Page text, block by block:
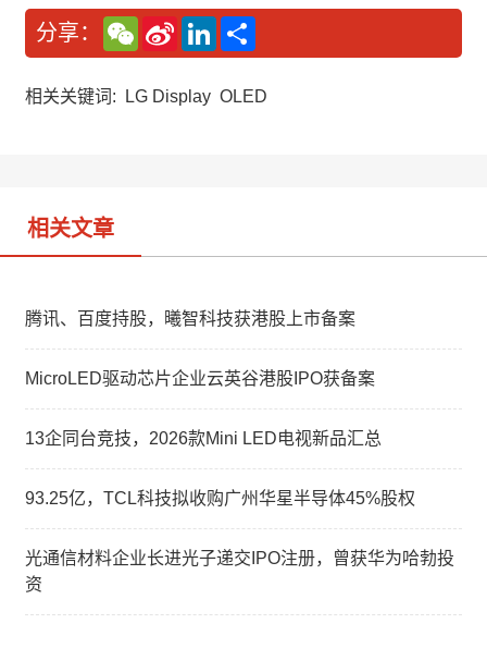
分享：
W
e
C
a
S
n
W
e
L
n
e
相关关键词: LG Display OLED
相关文章
腾讯、百度持股，曦智科技获港股上市备案
MicroLED驱动芯片企业云英谷港股IPO获备案
13企同台竞技，2026款Mini LED电视新品汇总
93.25亿，TCL科技拟收购广州华星半导体45%股权
光通信材料企业长进光子递交IPO注册，曾获华为哈勃投
资